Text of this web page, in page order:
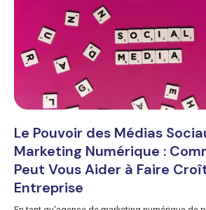
Le Pouvoir des Médias
Marketing Numérique :
Peut Vous Aider à Faire
Entreprise